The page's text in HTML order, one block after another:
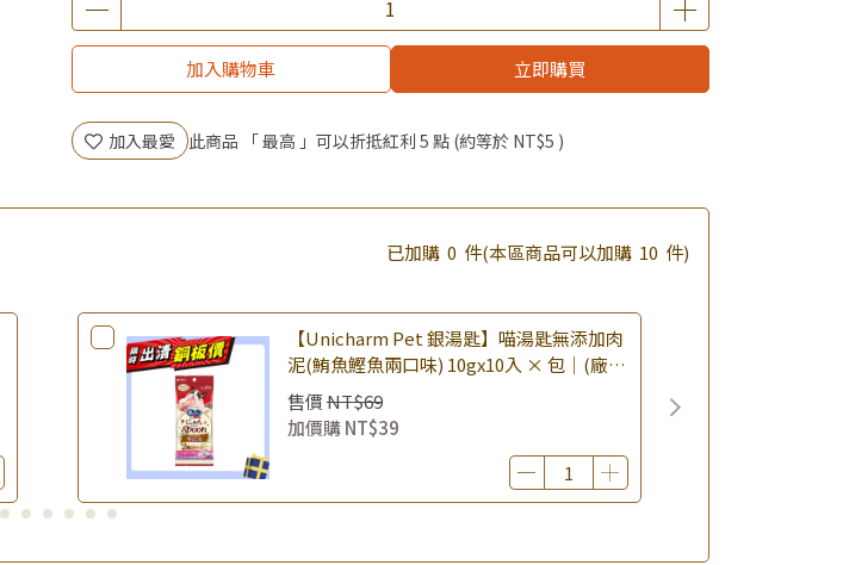
▶消費滿999｜享超值價$299加購BIO UP面膜
▶全館不限消費金額｜享超值價$19起 加購自然主義嚐鮮試吃組！
▶王國加購活動 訂單享超值優惠價加購好物
▶全館品項超殺加購活動開跑啦！
加入購物車 立即購買
加入最愛 此商品 「 最高 」可以折抵紅利 5 點 (約等於 NT$5 )
已加購 0 件(本區商品可以加購 10 件)
【Unicharm Pet 銀湯匙】喵湯匙無添加肉
泥(鮪魚鰹魚兩口味) 10gx10入 × 包｜(廠效
期20260819) 貓肉泥 貓點心 肉泥條｜即期
品
售價NT$69
加價購NT$39